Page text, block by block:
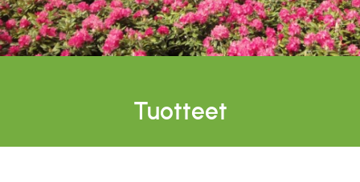
Tuotteet